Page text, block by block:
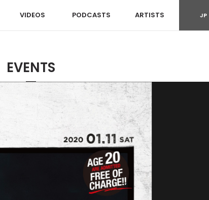
VIDEOS PODCASTS ARTISTS JP
EVENTS